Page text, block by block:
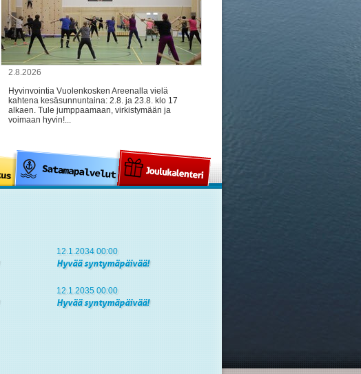
2.8.2026
Hyvinvointia Vuolenkosken Areenalla vielä
kahtena kesäsunnuntaina: 2.8. ja 23.8. klo 17
alkaen. Tule jumppaamaan, virkistymään ja
voimaan hyvin!...
12.1.2034 00:00
Hyvää syntymäpäivää!
12.1.2035 00:00
Hyvää syntymäpäivää!